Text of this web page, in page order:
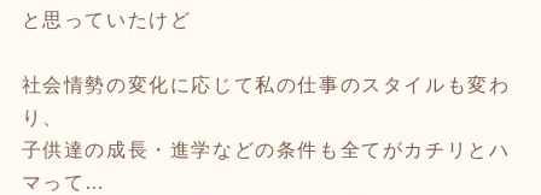
と思っていたけど
社会情勢の変化に応じて私の仕事のスタイルも変わ
り、
子供達の成長・進学などの条件も全てがカチリとハ
マって…